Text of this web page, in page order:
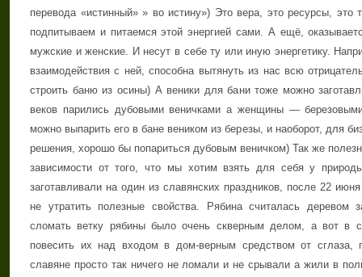
перевода «истинный» » во истину») Это вера, это ресурсы,
подпитываем и питаемся этой энергией сами. А ещё,
мужские и женские. И несут в себе ту или иную энергетику.
взаимодействия с ней, способна вытянуть из нас всю
строить баню из осины) А веники для бани тоже можно
веков парились дубовыми веничками а женщины —
можно выпарить его в бане веником из березы, и наоборот, для
решения, хорошо бы попариться дубовым веничком) Так же
зависимости от того, что мы хотим взять для себя у
заготавливали на один из славянских праздников, после 22
не утратить полезные свойства. Рябина считалась
сломать ветку рябины было очень скверным делом, а вот в
повесить их над входом в дом-верным средством от сглаза,
славяне просто так ничего не ломали и не срывали а жили в